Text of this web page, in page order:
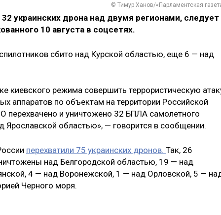
© Тимур Ханов/«Парламентская
украинских дрона над двумя регионами, следует
10 августа в соцсетях.
сбито над Курской областью, еще 6 — над
киевского режима совершить террористическую
аппаратов по объектам на территории Российской
и уничтожено 32 БПЛА самолетного
Ярославской областью», — говорится в сообщении.
перехватили 75 украинских дронов. Так, 26
над Белгородской областью, 19 — над
4 — над Воронежской, 1 — над Орловской, 5 —
Черного моря.